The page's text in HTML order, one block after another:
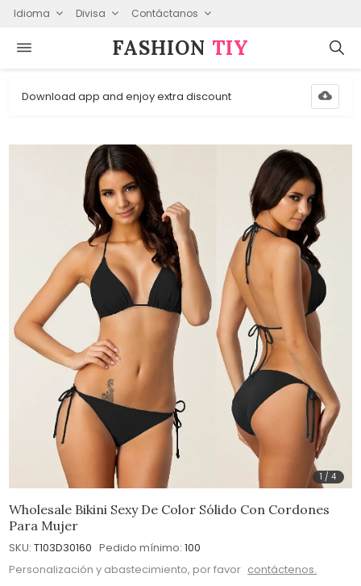
Idioma Divisa Contáctanos
FASHION⁠ TIY
Download app and enjoy extra discount
1 /4
Wholesale Bikini Sexy De Color Sólido Con Cordones
Para Mujer
SKU: T103D30160 Pedido mínimo: 100
Personalización y abastecimiento, por favor contáctenos.